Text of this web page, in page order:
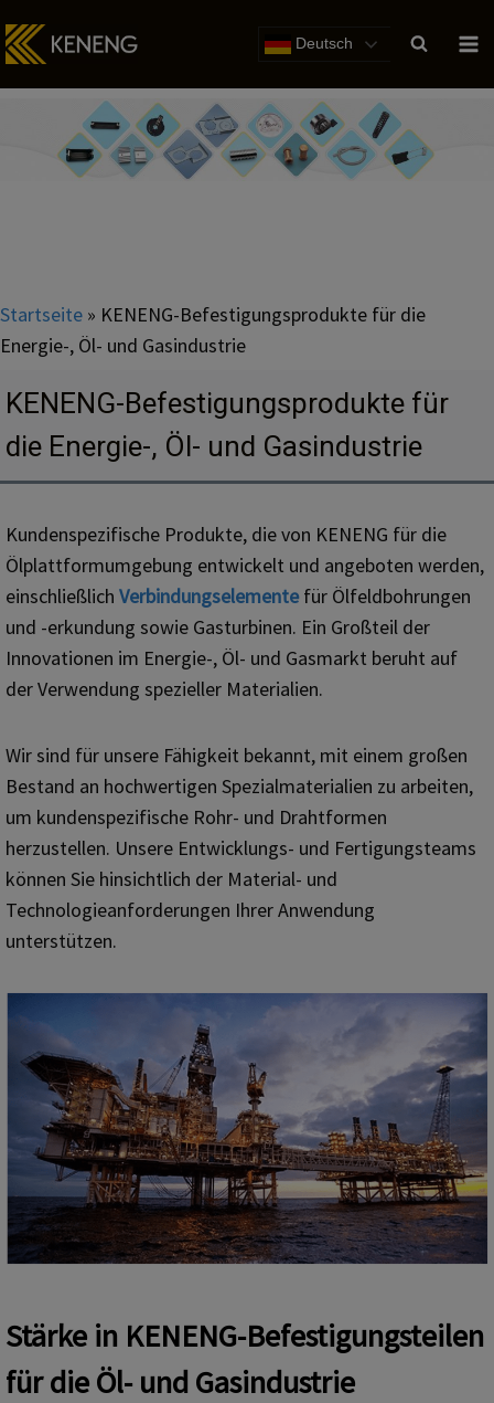
Inhalt
Deutsch
Startseite » KENENG-Befestigungsprodukte für die
Energie-, Öl- und Gasindustrie
KENENG-Befestigungsprodukte für
die Energie-, Öl- und Gasindustrie
Kundenspezifische Produkte, die von KENENG für die
Ölplattformumgebung entwickelt und angeboten werden,
einschließlich Verbindungselementefür Ölfeldbohrungen
und -erkundung sowie Gasturbinen. Ein Großteil der
Innovationen im Energie-, Öl- und Gasmarkt beruht auf
der Verwendung spezieller Materialien.
Wir sind für unsere Fähigkeit bekannt, mit einem großen
Bestand an hochwertigen Spezialmaterialien zu arbeiten,
um kundenspezifische Rohr- und Drahtformen
herzustellen. Unsere Entwicklungs- und Fertigungsteams
können Sie hinsichtlich der Material- und
Technologieanforderungen Ihrer Anwendung
unterstützen.
Stärke in KENENG-Befestigungsteilen
für die Öl- und Gasindustrie